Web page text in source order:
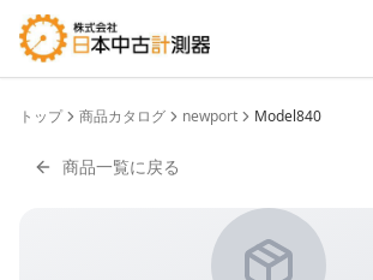
トップ 商品カタログ newport Model840
商品一覧に戻る